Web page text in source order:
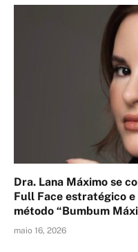
Dra. Lana Máximo se
Full Face estratégico
método “Bumbum
maio 16, 2026